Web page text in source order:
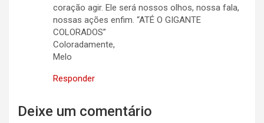
coração agir. Ele será nossos olhos, nossa fala,
nossas ações enfim. “ATÉ O GIGANTE
COLORADOS”
Coloradamente,
Melo
Responder
Deixe um comentário